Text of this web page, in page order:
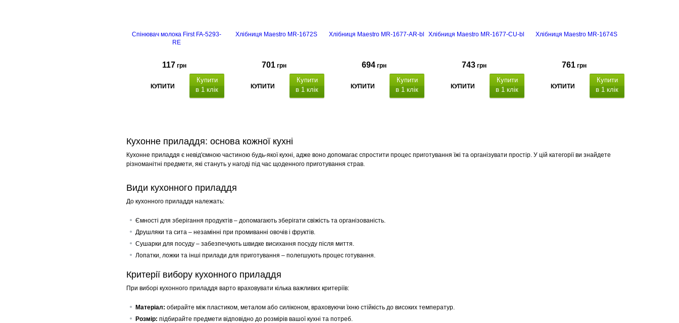
Спінювач молока First FA-5293-
RE
117 грн
КУПИТИ
Купити
в 1 клік
Хлібниця Maestro MR-1672S
701 грн
КУПИТИ
Купити
в 1 клік
Хлібниця Maestro MR-1677-AR-bl
694 грн
КУПИТИ
Купити
в 1 клік
Хлібниця Maestro MR-1677-CU-bl
743 грн
КУПИТИ
Купити
в 1 клік
Хлібниця Maestro MR-1674S
761 грн
КУПИТИ
Купити
в 1 клік
Кухонне приладдя: основа кожної кухні
Кухонне приладдя є невід'ємною частиною будь-якої кухні, адже воно допомагає спростити процес приготування їжі та організувати простір. У цій категорії ви знайдете
різноманітні предмети, які стануть у нагоді під час щоденного приготування страв.
Види кухонного приладдя
До кухонного приладдя належать:
Ємності для зберігання продуктів – допомагають зберігати свіжість та організованість.
Друшляки та сита – незамінні при промиванні овочів і фруктів.
Сушарки для посуду – забезпечують швидке висихання посуду після миття.
Лопатки, ложки та інші прилади для приготування – полегшують процес готування.
Критерії вибору кухонного приладдя
При виборі кухонного приладдя варто враховувати кілька важливих критеріїв:
Матеріал: обирайте між пластиком, металом або силіконом, враховуючи їхню стійкість до високих температур.
Розмір: підбирайте предмети відповідно до розмірів вашої кухні та потреб.